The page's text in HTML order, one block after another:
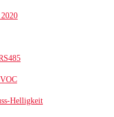
Helligkeit